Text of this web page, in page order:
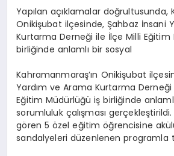
Yapılan açıklamalar doğrultusunda,
Onikişubat ilçesinde, Şahbaz İnsani
Kurtarma Derneği ile İlçe Milli Eğitim
birliğinde anlamlı bir sosyal
Kahramanmaraş’ın Onikişubat
Yardım ve Arama Kurtarma Derneği
Eğitim Müdürlüğü iş birliğinde
sorumluluk çalışması
gören 5 özel eğitim öğrencisine
sandalyeleri düzenlenen programla